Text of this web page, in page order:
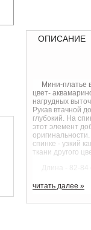
ОПИСАНИЕ
Мини-платье
цвет-
нагрудных
Рукав втачной
глубокий. На
этот элемент
спинке - узкий
ткани другого
Длина - 82-84
читать далее »